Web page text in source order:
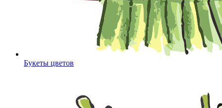
Букеты цветов